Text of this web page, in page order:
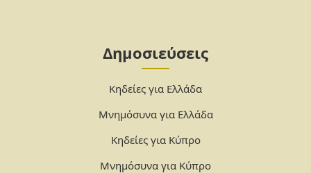
Δημοσιεύσεις
Κηδείες για Ελλάδα
Μνημόσυνα για Ελλάδα
Κηδείες για Κύπρο
Μνημόσυνα για Κύπρο